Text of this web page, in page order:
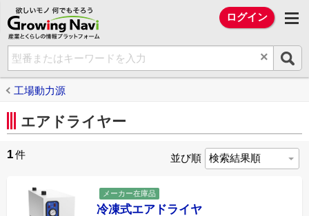
欲しいモノ 何でもそろう Growing Navi（
ログイン
×
工場動力源
エアドライヤー
1件 並び順
メーカー在庫品
冷凍式エアドライヤ